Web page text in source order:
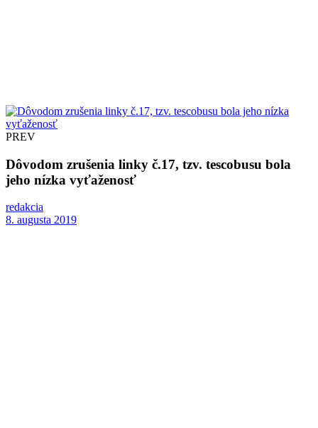
PREV
Dôvodom zrušenia linky č.17, tzv. tescobusu bola
jeho nízka vyťaženosť
redakcia
8. augusta 2019